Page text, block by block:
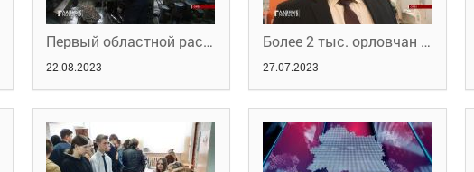
Первый областной рассказал о снижении безработицы в Орловском регионе
22.08.2023
Более 2 тыс. орловчан прошли обучение
27.07.2023